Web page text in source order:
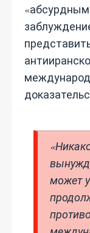
может